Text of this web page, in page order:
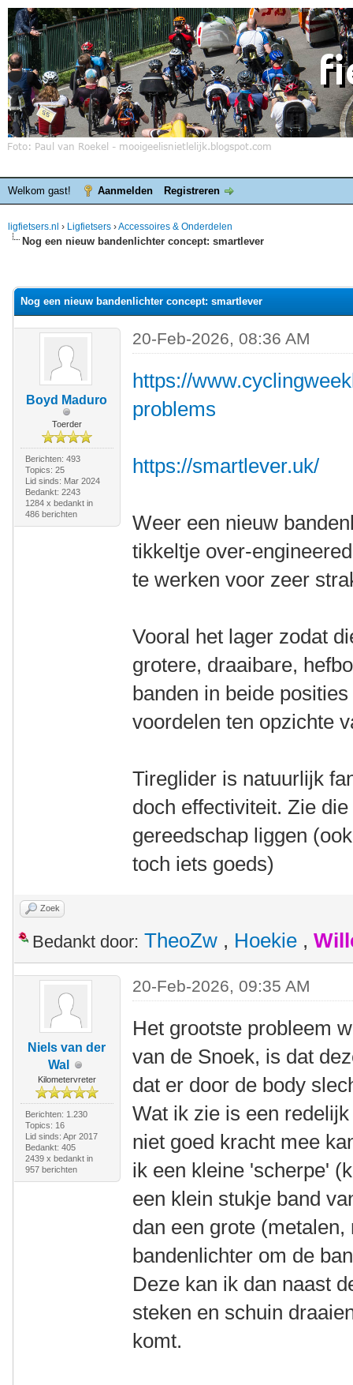
Welkom gast! Aanmelden Registreren
ligfietsers.nl › Ligfietsers ›Accessoires & Onderdelen
Nog een nieuw bandenlichter concept: smartlever
Nog een nieuw bandenlichter concept: smartlever
Boyd Maduro
Toerder
Berichten: 493
Topics: 25
Lid sinds: Mar 2024
Bedankt: 2243
1284 x bedankt in
486 berichten
20-Feb-2026, 08:36 AM
https://
problems
https://smartlever.uk/
Weer een nieuw
tikkeltje over-
te werken voor zeer
Vooral het lager zodat
grotere, draaibare,
banden in beide
voordelen ten opzichte
Tireglider is natuurlijk
doch effectiviteit. Zie
gereedschap liggen
toch iets goeds)
Zoek
Bedankt door: TheoZw , Hoekie ,
Niels van der
Wal
Kilometervreter
Berichten: 1.230
Topics: 16
Lid sinds: Apr 2017
Bedankt: 405
2439 x bedankt in
957 berichten
20-Feb-2026, 09:35 AM
Het grootste probleem
van de Snoek, is dat
dat er door de body
Wat ik zie is een
niet goed kracht mee
ik een kleine 'scherpe'
een klein stukje band
dan een grote
bandenlichter om de
Deze kan ik dan naast
steken en schuin
komt.